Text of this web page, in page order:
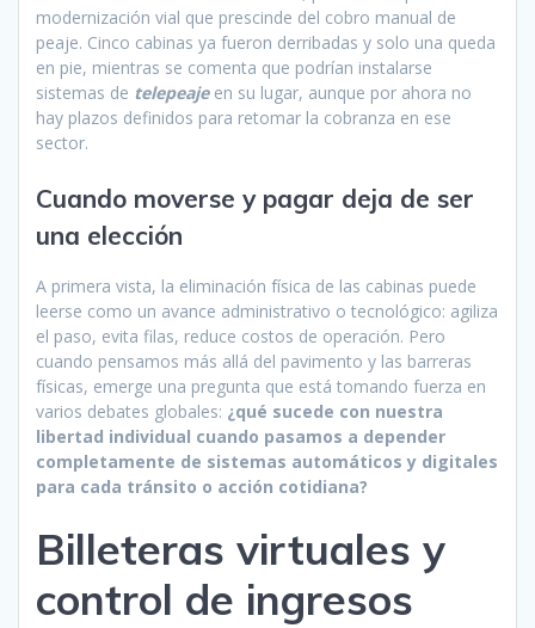
modernización vial que prescinde del cobro manual de
peaje. Cinco cabinas ya fueron derribadas y solo una queda
en pie, mientras se comenta que podrían instalarse
sistemas de telepeajeen su lugar, aunque por ahora no
hay plazos definidos para retomar la cobranza en ese
sector.
Cuando moverse y pagar deja de ser
una elección
A primera vista, la eliminación física de las cabinas puede
leerse como un avance administrativo o tecnológico: agiliza
el paso, evita filas, reduce costos de operación. Pero
cuando pensamos más allá del pavimento y las barreras
físicas, emerge una pregunta que está tomando fuerza en
varios debates globales: ¿qué sucede con nuestra
libertad individual cuando pasamos a depender
completamente de sistemas automáticos y digitales
para cada tránsito o acción cotidiana?
Billeteras virtuales y
control de ingresos